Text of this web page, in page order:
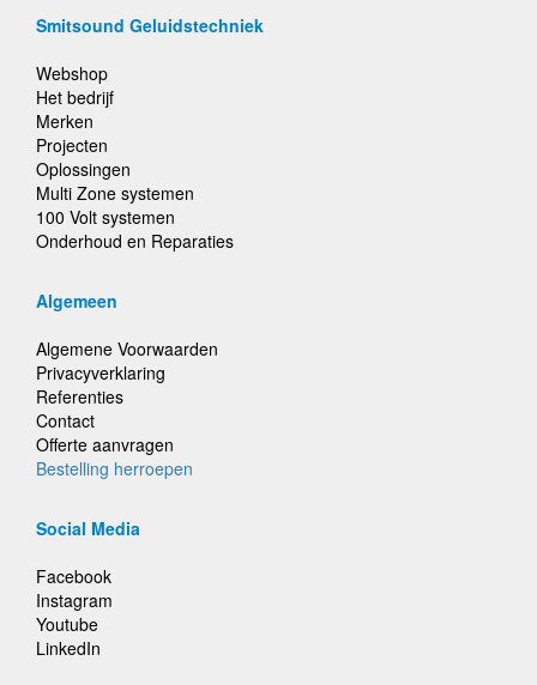
Smitsound Geluidstechniek
Webshop
Het bedrijf
Merken
Projecten
Oplossingen
Multi Zone systemen
100 Volt systemen
Onderhoud en Reparaties
Algemeen
Algemene Voorwaarden
Privacyverklaring
Referenties
Contact
Offerte aanvragen
Bestelling herroepen
Social Media
Facebook
Instagram
Youtube
LinkedIn